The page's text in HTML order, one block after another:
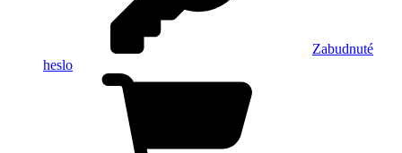
Zabudnuté
heslo